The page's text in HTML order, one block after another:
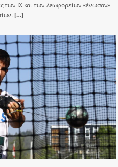
των ΙΧ και των λεωφορείων «ένωσαν»
[…]